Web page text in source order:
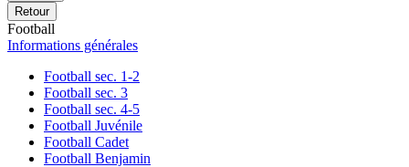
Retour
Football
Informations générales
Football sec. 1-2
Football sec. 3
Football sec. 4-5
Football Juvénile
Football Cadet
Football Benjamin